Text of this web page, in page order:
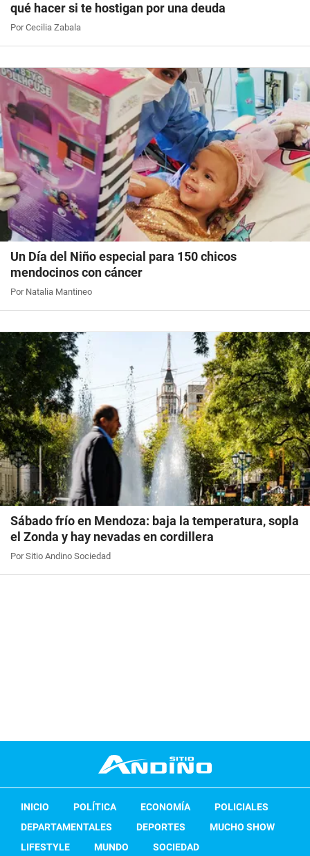
qué hacer si te hostigan por una deuda
Por Cecilia Zabala
Un Día del Niño especial para 150 chicos
mendocinos con cáncer
Por Natalia Mantineo
Sábado frío en Mendoza: baja la temperatura, sopla
el Zonda y hay nevadas en cordillera
Por Sitio Andino Sociedad
INICIO POLÍTICA ECONOMÍA
POLICIALES
DEPARTAMENTALES
DEPORTES
MUCHO SHOW
LIFESTYLE
MUNDO SOCIEDAD